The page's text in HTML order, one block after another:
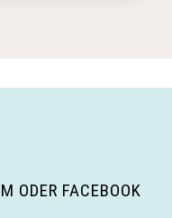
ODER FACEBOOK